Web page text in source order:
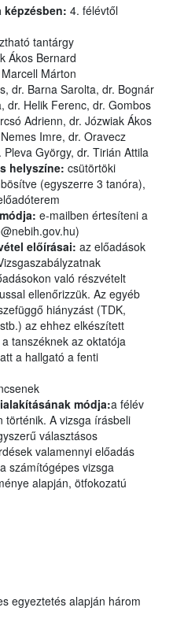
4. félévtől
tantárgy
Ákos Bernard
Márton
dr. Barna Sarolta, dr. Bognár
dr. Helik Ferenc, dr. Gombos
Adrienn, dr. Józwiak Ákos
Imre, dr. Oravecz
György, dr. Tirián Attila
helyszíne: csütörtöki
(egyszerre 3 tanóra),
e-mailben értesíteni a
előírásai: az előadások
való részvételt
ellenőrizzük. Az egyéb
hiányzást (TDK,
az ehhez elkészített
tanszéknek az oktatója
a hallgató a fenti
módja:a félév
történik. A vizsga írásbeli
választásos
valamennyi előadás
számítógépes vizsga
alapján, ötfokozatú
egyeztetés alapján három